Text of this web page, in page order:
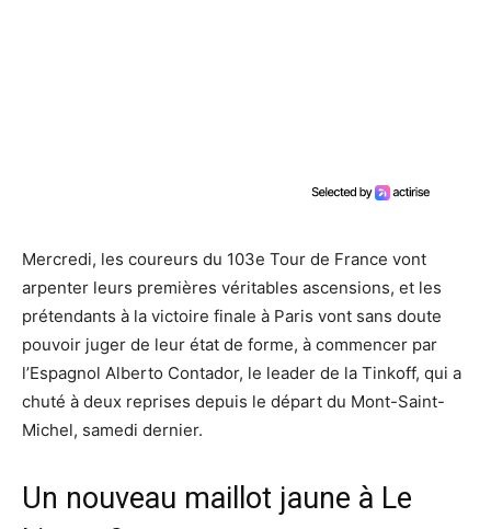
Mercredi, les coureurs du 103e Tour de France vont
arpenter leurs premières véritables ascensions, et les
prétendants à la victoire finale à Paris vont sans doute
pouvoir juger de leur état de forme, à commencer par
l’Espagnol Alberto Contador, le leader de la Tinkoff, qui a
chuté à deux reprises depuis le départ du Mont-Saint-
Michel, samedi dernier.
Un nouveau maillot jaune à Le